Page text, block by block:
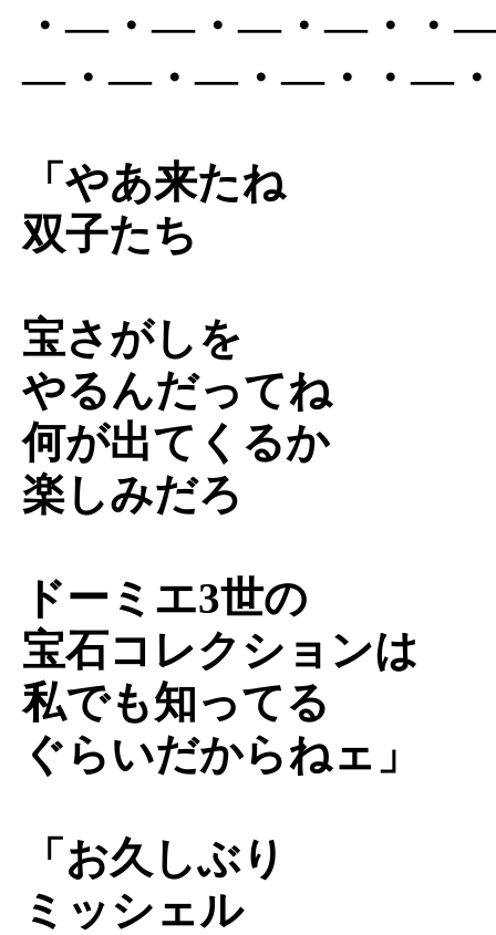
・―・―・―・―・・
―・―・―・―・・―
「やあ来たね
双子たち
宝さがしを
やるんだってね
何が出てくるか
楽しみだろ
ドーミエ3世の
宝石コレクションは
私でも知ってる
ぐらいだからねェ」
「お久しぶり
ミッシェル